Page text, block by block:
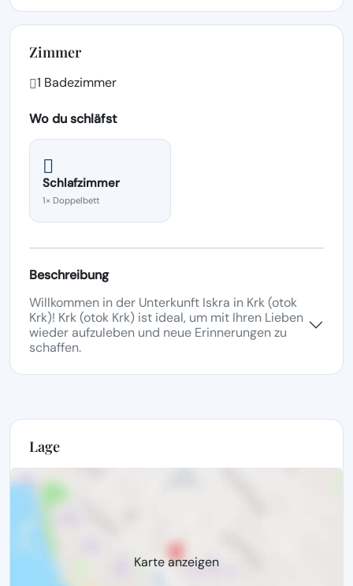
Fernsehen Grillen
Zimmer
1 Badezimmer
Wo du schläfst
Schlafzimmer
1× Doppelbett
Beschreibung
Willkommen in der Unterkunft Iskra in Krk (otok
Krk)! Krk (otok Krk) ist ideal, um mit Ihren Lieben
wieder aufzuleben und neue Erinnerungen zu
schaffen.
Lage
Karte anzeigen